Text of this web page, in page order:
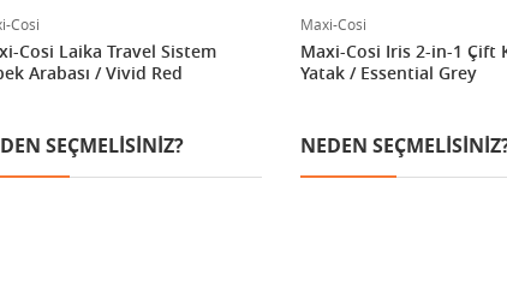
Cosi
Cosi Laika Travel Sistem
Arabası / Vivid Red
SEÇMELISINIZ?
Maxi-Cosi
Maxi-Cosi Iris 2-in-1 Çift
Yatak / Essential Grey
NEDEN